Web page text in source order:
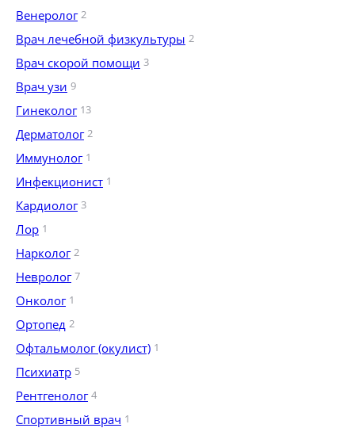
Венеролог 2
Врач лечебной физкультуры 2
Врач скорой помощи 3
Врач узи 9
Гинеколог 13
Дерматолог 2
Иммунолог 1
Инфекционист 1
Кардиолог 3
Лор 1
Нарколог 2
Невролог 7
Онколог 1
Ортопед 2
Офтальмолог (окулист) 1
Психиатр 5
Рентгенолог 4
Спортивный врач 1